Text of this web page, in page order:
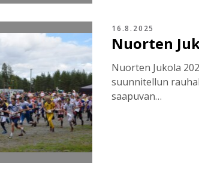
16.8.2025
Nuorten
Nuorten Jukola
suunnitellun
saapuvan…